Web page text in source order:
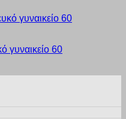
γυναικείο 60